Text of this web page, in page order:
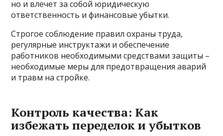
но и влечет за собой юридическую
ответственность и финансовые убытки.
Строгое соблюдение правил охраны труда,
регулярные инструктажи и обеспечение
работников необходимыми средствами защиты –
необходимые меры для предотвращения аварий
и травм на стройке.
Контроль качества: Как
избежать переделок и убытков